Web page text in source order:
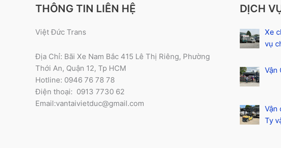
THÔNG TIN LIÊN HỆ
Việt Đức Trans
Địa Chỉ: Bãi Xe Nam Bắc 415 Lê Thị Riêng, Phường
Thới An, Quận 12, Tp HCM
Hotline: 0946 76 78 78
Điện thoại: 0913 7730 62
Email:vantaivietduc@gmail.com
DỊCH
Xe
vụ
Vận
Vận
Ty